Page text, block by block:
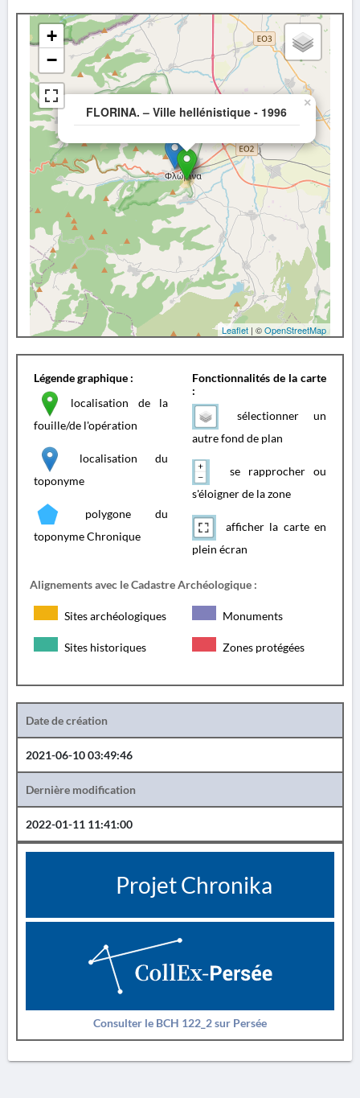
FLORINA. – Ville hellénistique - 1996
×
+
−
Leaflet | ©OpenStreetMap
Légende graphique :
localisation de la
fouille/de l'opération
localisation du
toponyme
polygone du
toponyme Chronique
Fonctionnalités de la carte
:
sélectionner un
autre fond de plan
se rapprocher ou
s'éloigner de la zone
afficher la carte en
plein écran
Alignements avec le Cadastre Archéologique :
Sites archéologiques Monuments
Sites historiques Zones protégées
Date de création
2021-06-10 03:49:46
Dernière modification
2022-01-11 11:41:00
Projet Chronika
Consulter le BCH 122_2 sur Persée